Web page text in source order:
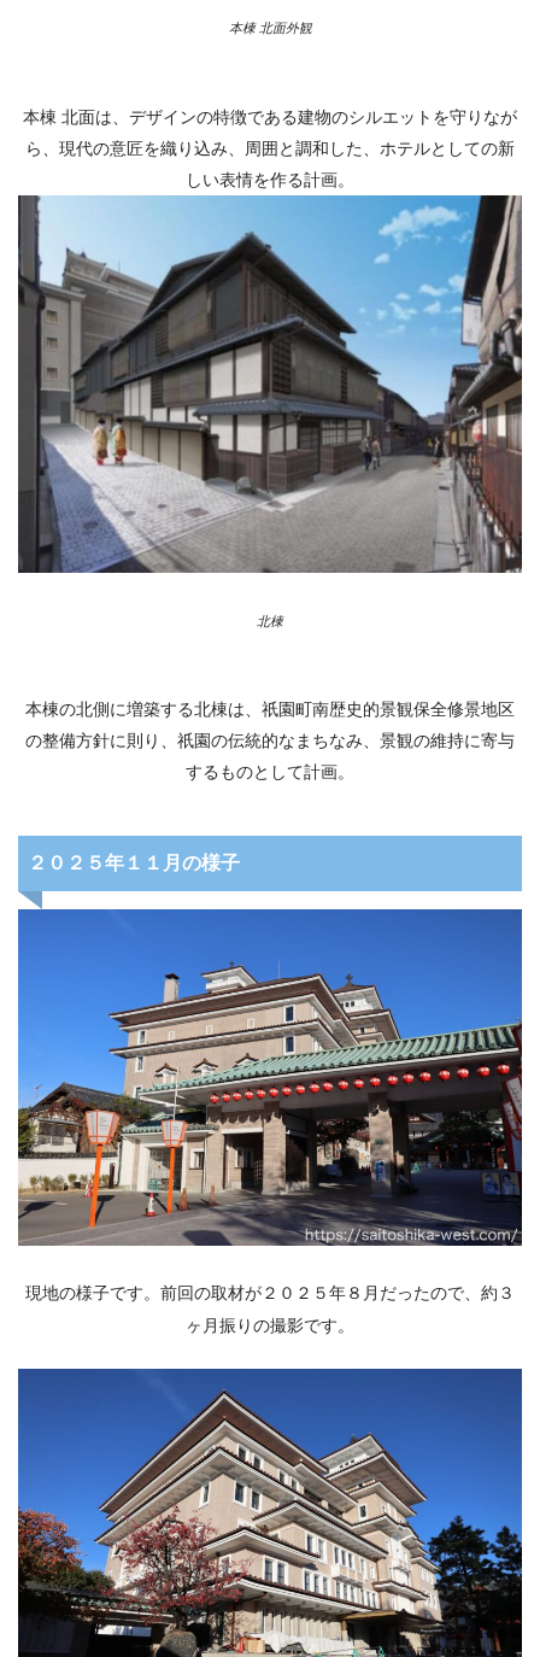
本棟 北面外観
本棟 北面は、デザインの特徴である建物のシルエットを守りなが
ら、現代の意匠を織り込み、周囲と調和した、ホテルとしての新
しい表情を作る計画。
北棟
本棟の北側に増築する北棟は、祇園町南歴史的景観保全修景地区
の整備方針に則り、祇園の伝統的なまちなみ、景観の維持に寄与
するものとして計画。
２０２５年１１月の様子
現地の様子です。前回の取材が２０２５年８月だったので、約３
ヶ月振りの撮影です。